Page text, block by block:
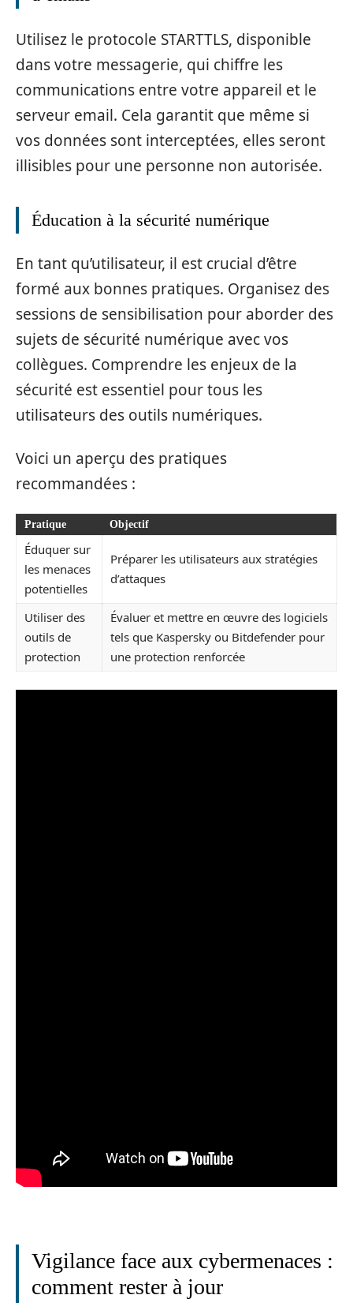
Utilisez le protocole STARTTLS, disponible
dans votre messagerie, qui chiffre les
communications entre votre appareil et le
serveur email. Cela garantit que même si
vos données sont interceptées, elles seront
illisibles pour une personne non autorisée.
Éducation à la sécurité numérique
En tant qu’utilisateur, il est crucial d’être
formé aux bonnes pratiques. Organisez des
sessions de sensibilisation pour aborder des
sujets de sécurité numérique avec vos
collègues. Comprendre les enjeux de la
sécurité est essentiel pour tous les
utilisateurs des outils numériques.
Voici un aperçu des pratiques
recommandées :
Pratique Objectif
Éduquer sur
les menaces
potentielles
Préparer les utilisateurs aux stratégies
d’attaques
Utiliser des
outils de
protection
Évaluer et mettre en œuvre des logiciels
tels que Kaspersky ou Bitdefender pour
une protection renforcée
Vigilance face aux cybermenaces :
comment rester à jour